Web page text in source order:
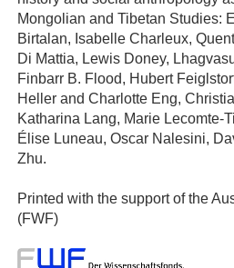
Mongolian and Tibetan Studies:
Birtalan, Isabelle Charleux,
Di Mattia, Lewis Doney,
Finbarr B. Flood, Hubert
Heller and Charlotte Eng,
Katharina Lang, Marie Lecomte-
Élise Luneau, Oscar Nalesini,
Zhu.
Printed with the support of the
(FWF)